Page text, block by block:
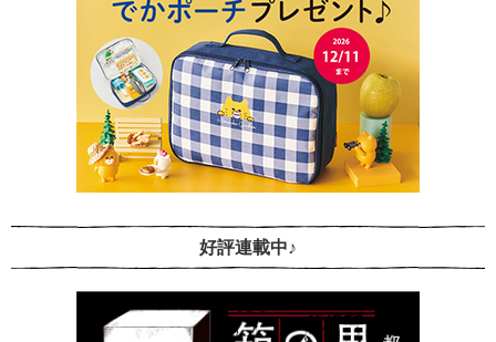
好評連載中♪